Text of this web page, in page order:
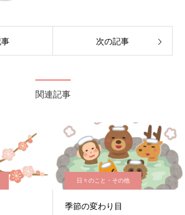
次の記事
関連記事
日々のこと・その他
季節の変わり目